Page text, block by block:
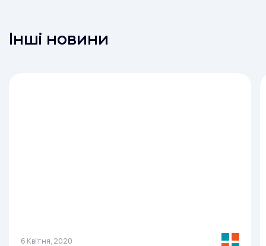
Інші новини
6 Квітня, 2020